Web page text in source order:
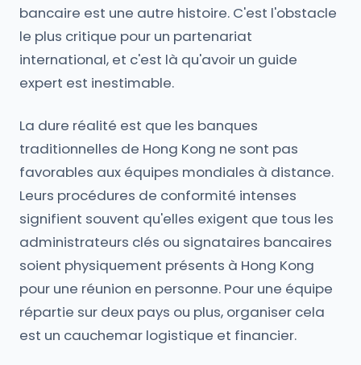
bancaire est une autre histoire. C'est l'obstacle
le plus critique pour un partenariat
international, et c'est là qu'avoir un guide
expert est inestimable.
La dure réalité est que les banques
traditionnelles de Hong Kong ne sont pas
favorables aux équipes mondiales à distance.
Leurs procédures de conformité intenses
signifient souvent qu'elles exigent que tous les
administrateurs clés ou signataires bancaires
soient physiquement présents à Hong Kong
pour une réunion en personne. Pour une équipe
répartie sur deux pays ou plus, organiser cela
est un cauchemar logistique et financier.